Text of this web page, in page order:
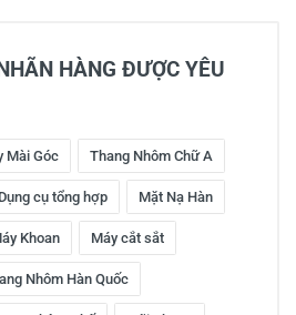
HÀNG ĐƯỢC YÊU
Mài Góc Thang Nhôm Chữ A
Dụng cụ tổng hợp Mặt Nạ Hàn
Khoan Máy cắt sắt
Nhôm Hàn Quốc